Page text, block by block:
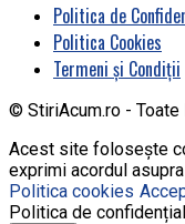
Politica de
Politica Cookies
Termeni și Condiții
© StiriAcum.ro -
Acest site folosește
exprimi acordul
Politica cookies
Politica de